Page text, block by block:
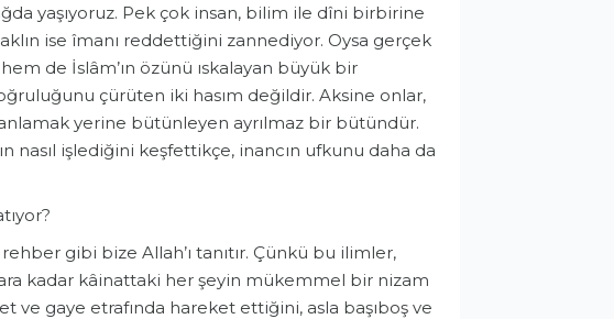
yaşıyoruz. Pek çok insan, bilim ile dîni birbirine
aklın ise îmanı reddettiğini zannediyor. Oysa gerçek
de İslâm’ın özünü ıskalayan büyük bir
çürüten iki hasım değildir. Aksine onlar,
yerine bütünleyen ayrılmaz bir bütündür.
nasıl işlediğini keşfettikçe, inancın ufkunu daha da
gibi bize Allah’ı tanıtır. Çünkü bu ilimler,
kadar kâinattaki her şeyin mükemmel bir nizam
ve gaye etrafında hareket ettiğini, asla başıboş ve